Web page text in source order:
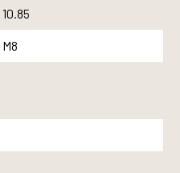
10.85
M8